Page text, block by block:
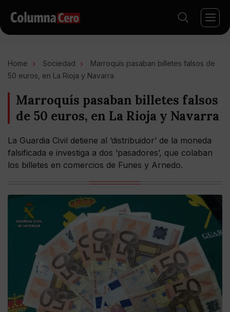
Home Sociedad
Marroquís pasaban billetes falsos de
50 euros, en La Rioja y Navarra
Marroquís pasaban billetes falsos
de 50 euros, en La Rioja y Navarra
La Guardia Civil detiene al ‘distribuidor’ de la moneda
falsificada e investiga a dos ‘pasadores’, que colaban
los billetes en comercios de Funes y Arnedo.